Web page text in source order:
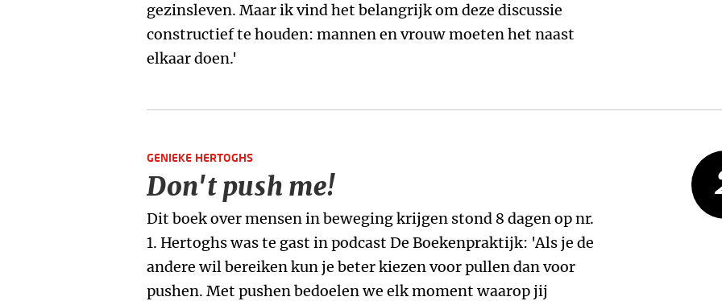
gezinsleven. Maar ik vind het belangrijk om deze discussie
constructief te houden: mannen en vrouw moeten het naast
elkaar doen.'
GENIEKE HERTOGHS
Don't push me!
Dit boek over mensen in beweging krijgen stond 8 dagen op nr.
1. Hertoghs was te gast in podcast De Boekenpraktijk: 'Als je de
andere wil bereiken kun je beter kiezen voor pullen dan voor
pushen. Met pushen bedoelen we elk moment waarop jij